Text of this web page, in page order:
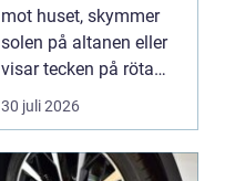
mot huset, skymmer
solen på altanen eller
visar tecken på röta
uppstår ofta...
30 juli 2026